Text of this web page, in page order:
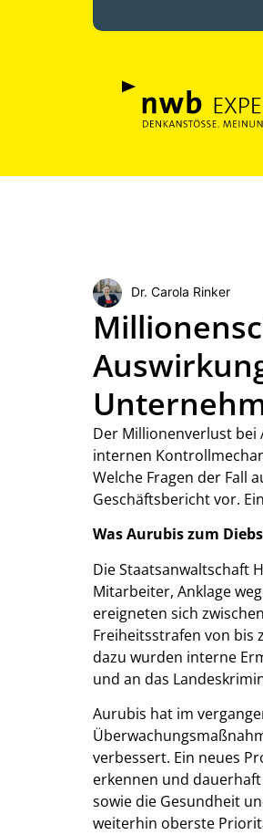
Dr. Carola Rinker
Der Millionenverlust bei
internen
Welche Fragen der Fall
Geschäftsbericht vor.
Was Aurubis zum
Die Staatsanwaltschaft
Mitarbeiter, Anklage
ereigneten sich
Freiheitsstrafen von bis
dazu wurden interne
und an das
Aurubis hat im
verbessert. Ein neues
erkennen und
sowie die Gesundheit
weiterhin oberste